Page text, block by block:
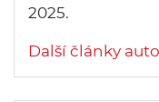
2025.
Další články